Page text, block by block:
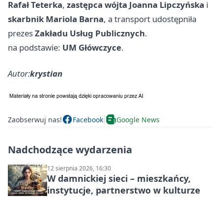
Rafał Teterka, zastępca wójta Joanna Lipczyńska i
skarbnik Mariola Barna, a transport udostępniła
prezesZakładu Usług Publicznych.
na podstawie: UM Główczyce.
Autor:krystian
Zaobserwuj nas! Facebook Google News
Nadchodzące wydarzenia
12 sierpnia 2026, 16:30
W damnickiej sieci – mieszkańcy,
instytucje, partnerstwo w kulturze